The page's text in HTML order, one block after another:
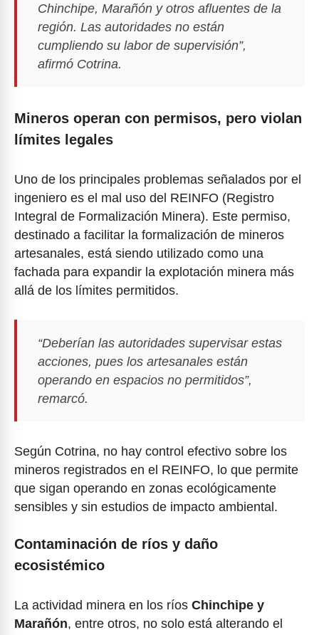
Chinchipe, Marañón y otros afluentes de la
región. Las autoridades no están
cumpliendo su labor de supervisión”,
afirmó Cotrina.
Mineros operan con permisos, pero violan
límites legales
Uno de los principales problemas señalados por el
ingeniero es el mal uso del REINFO (Registro
Integral de Formalización Minera). Este permiso,
destinado a facilitar la formalización de mineros
artesanales, está siendo utilizado como una
fachada para expandir la explotación minera más
allá de los límites permitidos.
“Deberían las autoridades supervisar estas
acciones, pues los artesanales están
operando en espacios no permitidos”,
remarcó.
Según Cotrina, no hay control efectivo sobre los
mineros registrados en el REINFO, lo que permite
que sigan operando en zonas ecológicamente
sensibles y sin estudios de impacto ambiental.
Contaminación de ríos y daño
ecosistémico
La actividad minera en los ríos Chinchipe y
Marañón, entre otros, no solo está alterando el